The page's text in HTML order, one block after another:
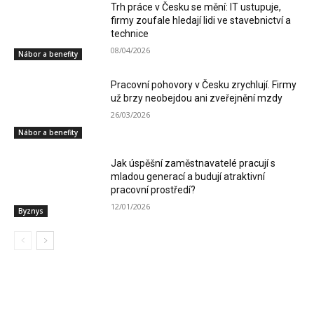
Nábor a benefity
Trh práce v Česku se mění: IT ustupuje,
firmy zoufale hledají lidi ve stavebnictví a
technice
08/04/2026
Nábor a benefity
Pracovní pohovory v Česku zrychlují. Firmy
už brzy neobejdou ani zveřejnění mzdy
26/03/2026
Byznys
Jak úspěšní zaměstnavatelé pracují s
mladou generací a budují atraktivní
pracovní prostředí?
12/01/2026